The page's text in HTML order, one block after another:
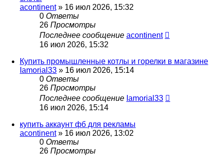
acontinent» 16 июл 2026, 15:32
0 Ответы
26 Просмотры
Последнее сообщение acontinent
16 июл 2026, 15:32
Купить промышленные котлы и горелки в магазине
Iamorial33 » 16 июл 2026, 15:14
0 Ответы
26 Просмотры
Последнее сообщение Iamorial33
16 июл 2026, 15:14
купить аккаунт фб для рекламы
acontinent» 16 июл 2026, 13:02
0 Ответы
26 Просмотры